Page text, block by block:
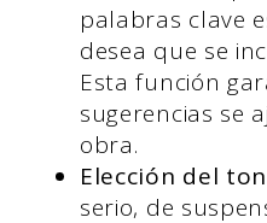
palabras clave
desea que se
Esta función
sugerencias se
obra.
Elección del
serio, de